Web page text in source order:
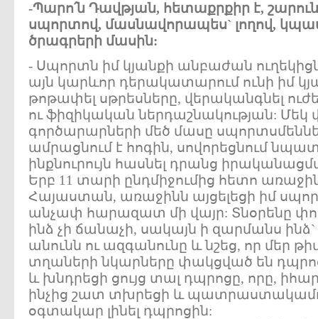
-Պարո՛ն Դավթյան, հետաքրքիր է,
սպորտով, մասնավորապես` լողով,
ծրագրերի մասին:
- Սպորտն իմ կյանքի անբաժան
այն կարևոր դերակատարում ունի իմ
թոթափել սթրեսները, վերականգնել
ու ֆիզիկական ներդաշնակության:
գործարարների մեծ մասը
ամրացնում է հոգին, սովորեցնում
ինքնուրույն հասնել դրանց
Երբ 11 տարի ընդմիջումից հետո
Հայաստան, առաջինն այցելեցի իմ
անչափ հարազատ մի վայր: Տնօրենը
ինձ չի ճանաչի, սակայն ի զարմանս
անունն ու ազգանունը և նշեց, որ մեր
տղաների նկարները փակցված են
և խնդրեցի ցույց տալ դպրոցը, որը,
ինչից շատ տխրեցի և
օգտակար լինել դպրոցին: